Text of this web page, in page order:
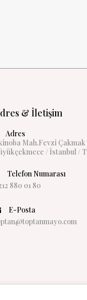
& İletişim
Adres
Mah.Fevzi Çakmak
/ İstanbul /
Telefon Numarası
880 01 80
E-Posta